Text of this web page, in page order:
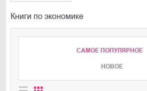
Книги по экономике
САМОЕ ПОПУЛЯРНОЕ
НОВОЕ